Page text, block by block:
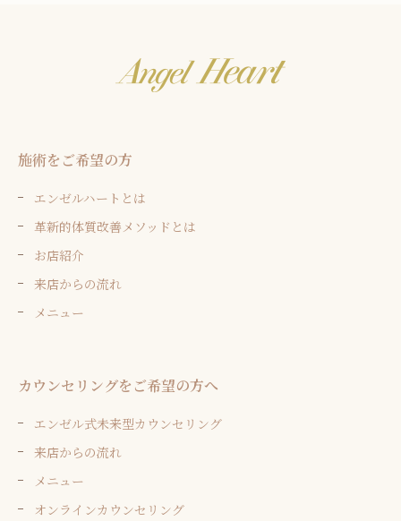
施術をご希望の方
エンゼルハートとは
革新的体質改善メソッドとは
お店紹介
来店からの流れ
メニュー
カウンセリングをご希望の方へ
エンゼル式未来型カウンセリング
来店からの流れ
メニュー
オンラインカウンセリング